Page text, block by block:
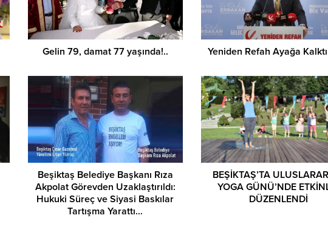
Gelin 79, damat 77 yaşında!.. Yeniden Refah Ayağa
Beşiktaş Belediye Başkanı Rıza
Akpolat Görevden Uzaklaştırıldı:
Hukuki Süreç ve Siyasi Baskılar
Tartışma Yarattı…
BEŞİKTAŞ’TA
YOGA GÜNÜ’NDE
DÜZENLENDİ
Asuman Krause,